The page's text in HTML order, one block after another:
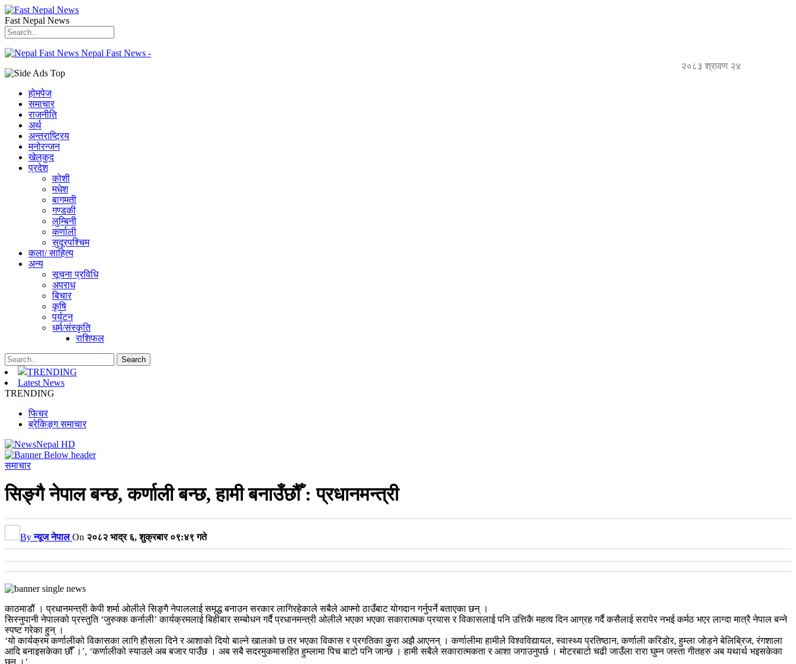
Fast Nepal News
Nepal Fast News -
२०८३ श्रावण २४
होमपेज
समाचार
राजनीति
अर्थ
अन्तराष्ट्रिय
मनोरन्जन
खेलकुद
प्रदेश
कोशी
मधेश
बागमती
गण्डकी
लुम्बिनी
कर्णाली
सुदूरपश्चिम
कला/ साहित्य
अन्य
सूचना प्रविधि
अपराध
बिचार
कृषि
पर्यटन
धर्म/संस्कृति
राशिफल
TRENDING
Latest News
TRENDING
फिचर
ब्रेकिङ्ग समाचार
समाचार
सिङ्गै नेपाल बन्छ, कर्णाली बन्छ, हामी बनाउँछौँ : प्रधानमन्त्री
Byन्यूज नेपाल On २०८२ भाद्र ६, शुक्रबार ०९:४९ गते
काठमाडौं । प्रधानमन्त्री केपी शर्मा ओलीले सिङ्गै नेपाललाई समृद्ध बनाउन सरकार लागिरहेकाले सबैले आफ्नो ठाउँबाट योगदान गर्नुपर्ने बताएका छन् ।
सिस्नुपानी नेपालको प्रस्तुति ‘जुरुक्क कर्नाली’ कार्यक्रमलाई बिहीबार सम्बोधन गर्दै प्रधानमन्त्री ओलीले भएका भएका सकारात्मक प्रयास र विकासलाई पनि उत्तिकै महत्व दिन आग्रह गर्दै कसैलाई सरापेर नभई कर्मठ भएर लाग्दा मात्रै नेपाल बन्ने
स्पष्ट गरेका हुन् ।
‘यो कार्यक्रम कर्णालीको विकासका लागि हौसला दिने र आशाको दियो बाल्ने खालको छ तर भएका विकास र प्रगतिका कुुरा अझै आएनन् । कर्णालीमा हामीले विश्वविद्यायल, स्वास्थ्य प्रतिष्ठान, कर्णाली करिडोर, हुम्ला जोड्ने बेलिब्रिज, रंगशाला
आदि बनाइसकेका छौँ ।’, ‘कर्णालीको स्याउले अब बजार पाउँछ । अब सबै सदरमुकमासहित हुम्लामा पिच बाटो पनि जान्छ । हामी सबैले सकारात्मकता र आशा जगाउनुपर्छ । मोटरबाटो चढी जाउँला रारा घुम्न जस्ता गीतहरु अब यथार्थ भइसकेका
छन् ।’